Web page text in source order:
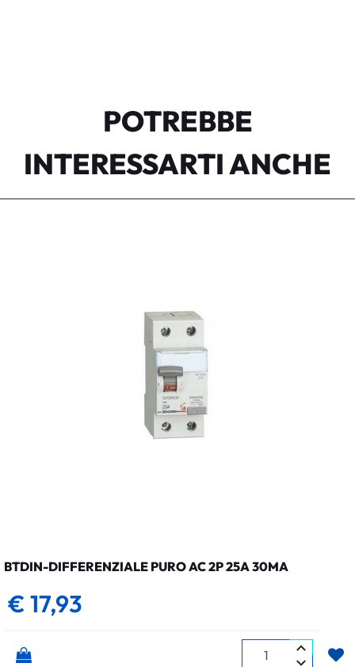
POTREBBE
INTERESSARTI ANCHE
BTDIN-DIFFERENZIALE PURO AC 2P 25A 30MA
€ 17,93
Quantità